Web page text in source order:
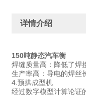
详情介绍
150吨静态汽车衡
焊缝质量高：降低了焊
生产率高：导电的焊丝
4.预拱成型机
经过数字模型计算论证